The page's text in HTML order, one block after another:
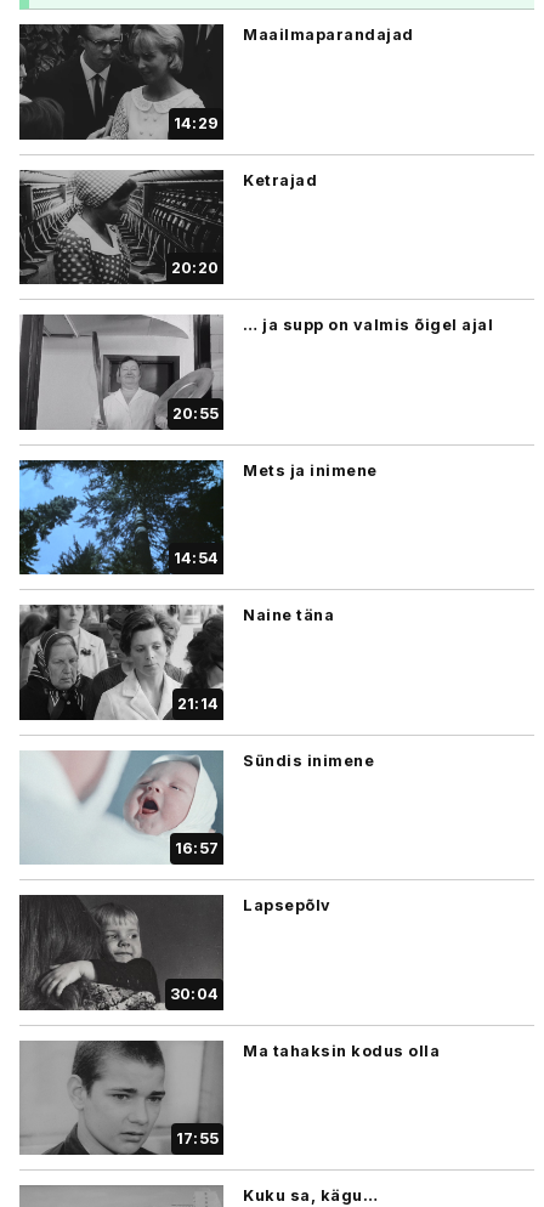
14:29
Maailmaparandajad
20:20
Ketrajad
20:55
… ja supp on valmis õigel ajal
14:54
Mets ja inimene
21:14
Naine täna
16:57
Sündis inimene
30:04
Lapsepõlv
17:55
Ma tahaksin kodus olla
Kuku sa, kägu…